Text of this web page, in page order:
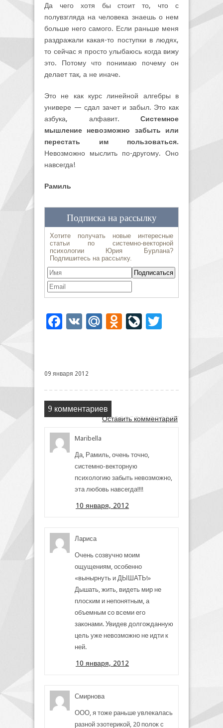
Да чего хотя бы стоит то, что с
полувзгляда на человека знаешь о нем
больше него самого. Если раньше меня
раздражали какая-то поступки в людях,
то сейчас я просто улыбаюсь когда вижу
это. Потому что понимаю почему он
делает так, а не иначе.
Это не как курс линейной алгебры в
универе — сдал зачет и забыл. Это как
азбука, алфавит. Системное
мышление невозможно забыть или
перестать им пользоваться.
Невозможно мыслить по-другому. Оно
навсегда!
Рамиль
Facebook
VK Mail.Ru Odnoklassniki
LiveJournal
09 января 2012
9 комментариев
Оставить комментарий
Maribella
Да, Рамиль, очень точно,
системно-векторную
психологию забыть невозможно,
эта любовь навсегда!!!!
10 января, 2012
Лариса
Очень созвучно моим
ощущениям, особенно
«вынырнуть и ДЫШАТЬ!»
Дышать, жить, видеть мир не
плоским и непонятным, а
объемным со всеми его
законами. Увидев долгожданную
цель уже невозможно не идти к
ней.
10 января, 2012
Смирнова
ООО, я тоже раньше увлекалась
разной эзотерикой, 20 полок с